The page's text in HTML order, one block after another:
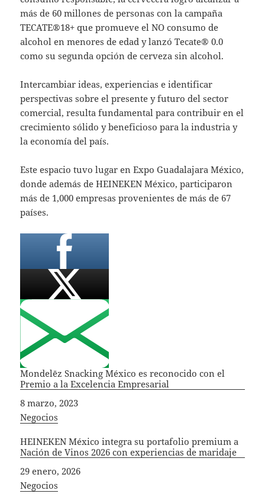
más de 60 millones de personas con la campaña
TECATE®18+ que promueve el NO consumo de
alcohol en menores de edad y lanzó Tecate® 0.0
como su segunda opción de cerveza sin alcohol.
Intercambiar ideas, experiencias e identificar
perspectivas sobre el presente y futuro del sector
comercial, resulta fundamental para contribuir en el
crecimiento sólido y beneficioso para la industria y
la economía del país.
Este espacio tuvo lugar en Expo Guadalajara México,
donde además de HEINEKEN México, participaron
más de 1,000 empresas provenientes de más de 67
países.
Mondelēz Snacking México es reconocido con el
Premio a la Excelencia Empresarial
Fecha
8 marzo, 2023
In relation to
Negocios
HEINEKEN México integra su portafolio premium a
Nación de Vinos 2026 con experiencias de maridaje
Fecha
29 enero, 2026
In relation to
Negocios